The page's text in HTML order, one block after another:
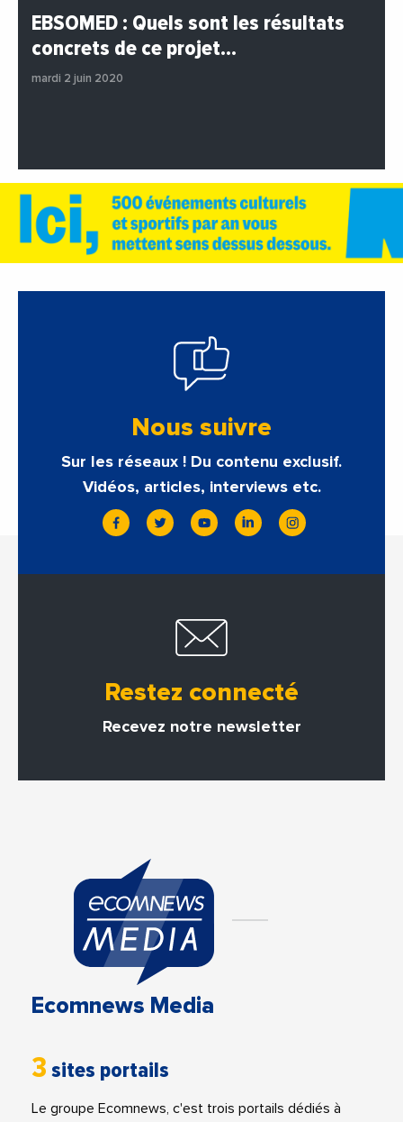
#BuzzNews
#Decideurs
#Entreprises
#Institutions
EBSOMED : Quels sont les résultats
concrets de ce projet…
mardi 2 juin 2020
Nous suivre
Sur les réseaux ! Du contenu exclusif.
Vidéos, articles, interviews etc.
Restez connecté
Recevez notre newsletter
Ecomnews Media
3 sites portails
Le groupe Ecomnews, c'est trois portails dédiés à